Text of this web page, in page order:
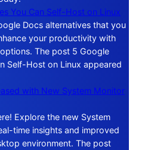
You Can Self-Host on Linux
Docs alternatives that you
your productivity with
The post 5 Google
Self-Host on Linux appeared
with New System Monitor
Explore the new System
time insights and improved
environment. The post